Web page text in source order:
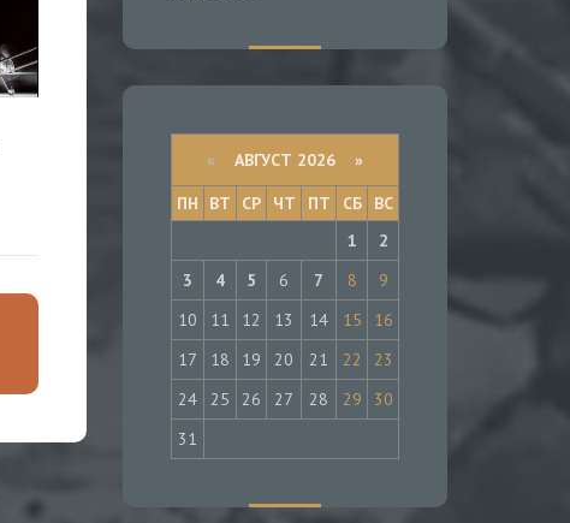
« АВГУСТ 2026 »
ПН
ВТ СР ЧТ ПТ СБ
ВС
1
2
3
4 5 6 7 8
9
10
11 12 13 14 15
16
17
18 19 20 21 22
23
24
25 26 27 28 29
30
31